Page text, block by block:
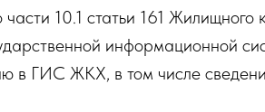
10.1 статьи 161 Жилищного
информационной
в ГИС ЖКХ, в том числе